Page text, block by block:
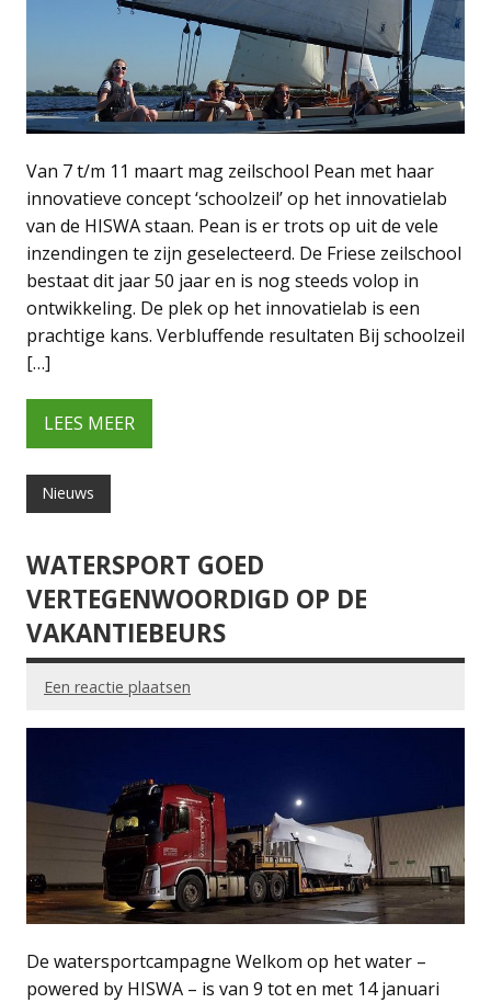
Van 7 t/m 11 maart mag zeilschool Pean met haar
innovatieve concept ‘schoolzeil’ op het innovatielab
van de HISWA staan. Pean is er trots op uit de vele
inzendingen te zijn geselecteerd. De Friese zeilschool
bestaat dit jaar 50 jaar en is nog steeds volop in
ontwikkeling. De plek op het innovatielab is een
prachtige kans. Verbluffende resultaten Bij schoolzeil
[…]
LEES MEER
Nieuws
WATERSPORT GOED
VERTEGENWOORDIGD OP DE
VAKANTIEBEURS
Een reactie plaatsen
De watersportcampagne Welkom op het water –
powered by HISWA – is van 9 tot en met 14 januari